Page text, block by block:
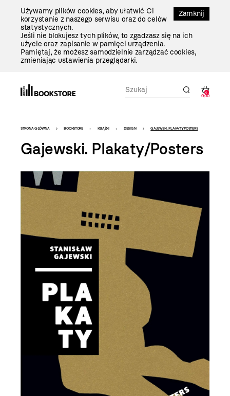
Zamknij
Używamy plików cookies, aby ułatwić Ci
korzystanie z naszego serwisu oraz do celów
statystycznych.
Jeśli nie blokujesz tych plików, to zgadzasz się na ich
użycie oraz zapisanie w pamięci urządzenia.
Pamiętaj, że możesz samodzielnie zarządzać cookies,
zmieniając ustawienia przeglądarki.
0
0,00
Bookstore
-
szablon
szczegóły
STRONA GŁÓWNA BOOKSTORE KSIĄŻKI DESIGN GAJEWSKI. PLAKATY/POSTERS
Gajewski. Plakaty/Posters